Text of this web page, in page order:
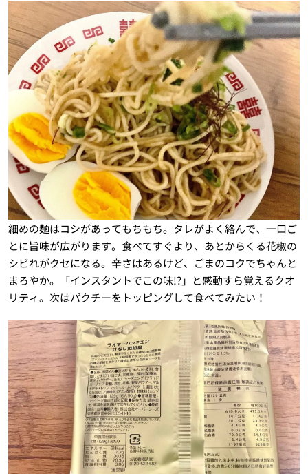
細めの麺はコシがあってもちもち。タレがよく絡んで、一口ご
とに旨味が広がります。食べてすぐより、あとからくる花椒の
シビれがクセになる。辛さはあるけど、ごまのコクでちゃんと
まろやか。「インスタントでこの味!?」と感動すら覚えるクオ
リティ。次はパクチーをトッピングして食べてみたい！